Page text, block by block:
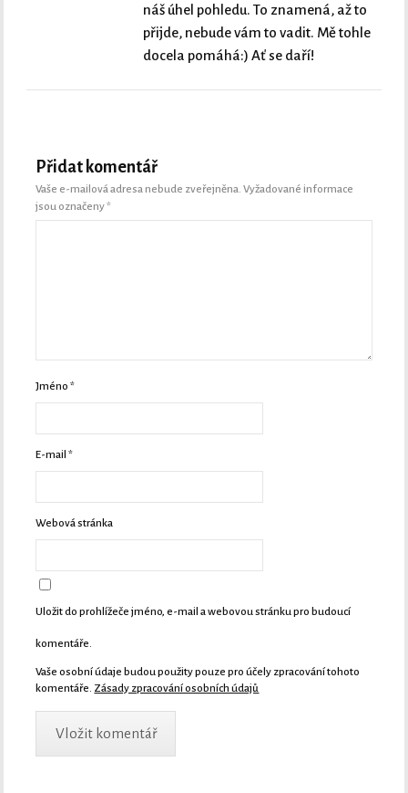
náš úhel pohledu. To znamená, až to
přijde, nebude vám to vadit. Mě tohle
docela pomáhá:) Ať se daří!
Přidat komentář
Vaše e-mailová adresa nebude zveřejněna. Vyžadované informace
jsou označeny*
Jméno*
E-mail*
Webová stránka
Uložit do prohlížeče jméno, e-mail a webovou stránku pro budoucí
komentáře.
Vaše osobní údaje budou použity pouze pro účely zpracování tohoto
komentáře. Zásady zpracování osobních údajů